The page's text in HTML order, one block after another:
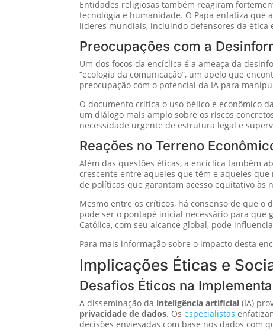
Entidades religiosas também reagiram
tecnologia e humanidade. O Papa enfatiza que
líderes mundiais, incluindo defensores da ética
Preocupações com a
Um dos focos da encíclica é a ameaça da
“ecologia da comunicação”, um apelo que
preocupação com o potencial da IA para
O documento critica o uso bélico e econômico
um diálogo mais amplo sobre os riscos
necessidade urgente de estrutura legal e
Reações no Terreno
Além das questões éticas, a encíclica também
crescente entre aqueles que têm e aqueles
de políticas que garantam acesso equitativo às
Mesmo entre os críticos, há consenso de que
pode ser o pontapé inicial necessário para que
Católica, com seu alcance global, pode
Para mais informação sobre o impacto desta
Implicações Éticas e
Desafios Éticos na
A disseminação da inteligência artificial (IA)
privacidade de dados. Osespecialistas
decisões enviesadas com base nos dados com